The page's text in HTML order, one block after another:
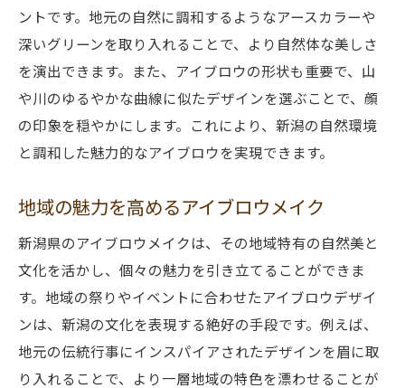
ントです。地元の自然に調和するようなアースカラーや
深いグリーンを取り入れることで、より自然体な美しさ
を演出できます。また、アイブロウの形状も重要で、山
や川のゆるやかな曲線に似たデザインを選ぶことで、顔
の印象を穏やかにします。これにより、新潟の自然環境
と調和した魅力的なアイブロウを実現できます。
地域の魅力を高めるアイブロウメイク
新潟県のアイブロウメイクは、その地域特有の自然美と
文化を活かし、個々の魅力を引き立てることができま
す。地域の祭りやイベントに合わせたアイブロウデザイ
ンは、新潟の文化を表現する絶好の手段です。例えば、
地元の伝統行事にインスパイアされたデザインを眉に取
り入れることで、より一層地域の特色を漂わせることが